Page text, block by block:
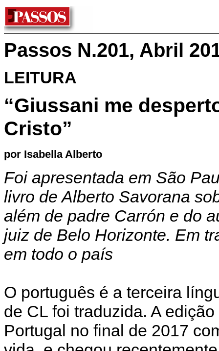
Passos N.201, Abril
LEITURA
“Giussani me
Cristo”
por Isabella Alberto
Foi apresentada em São
livro de Alberto Savorana
além de padre Carrón e do
juiz de Belo Horizonte. Em
em todo o país
O português é a terceira
de CL foi traduzida. A
Portugal no final de 2017